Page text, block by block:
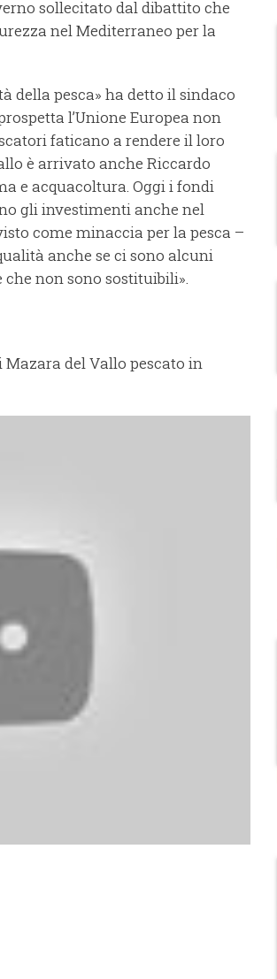
sollecitato dal dibattito che
nel Mediterraneo per la
della pesca» ha detto il sindaco
l’Unione Europea non
faticano a rendere il loro
è arrivato anche Riccardo
e acquacoltura. Oggi i fondi
gli investimenti anche nel
come minaccia per la pesca –
anche se ci sono alcuni
non sono sostituibili».
Mazara del Vallo pescato in